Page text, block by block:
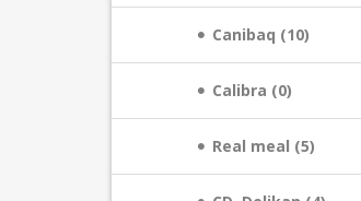
Canibaq (10)
Calibra (0)
Real meal (5)